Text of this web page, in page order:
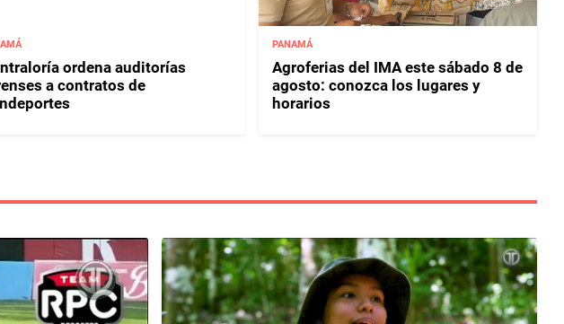
ordena auditorías
a contratos de
PANAMÁ
Agroferias del IMA este sábado 8 de
agosto: conozca los lugares y
horarios